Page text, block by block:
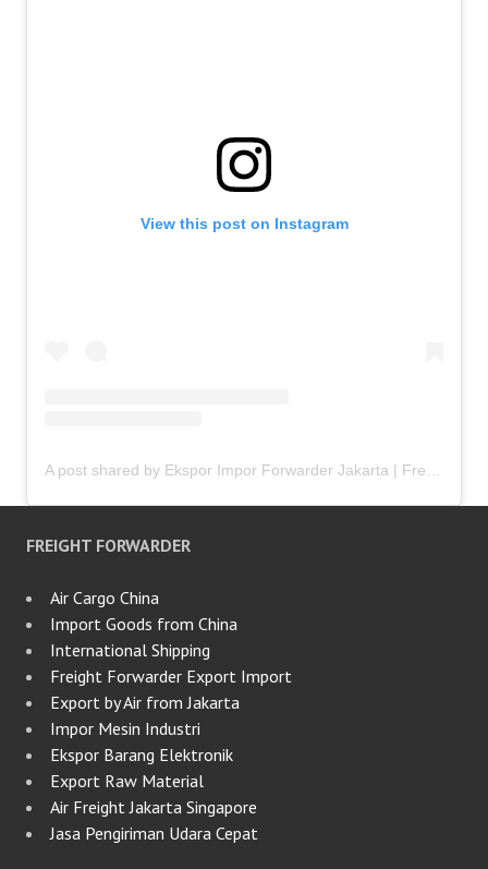
View this post on Instagram
FREIGHT FORWARDER
Air Cargo China
Import Goods from China
International Shipping
Freight Forwarder Export Import
Export by Air from Jakarta
Impor Mesin Industri
Ekspor Barang Elektronik
Export Raw Material
Air Freight Jakarta Singapore
Jasa Pengiriman Udara Cepat